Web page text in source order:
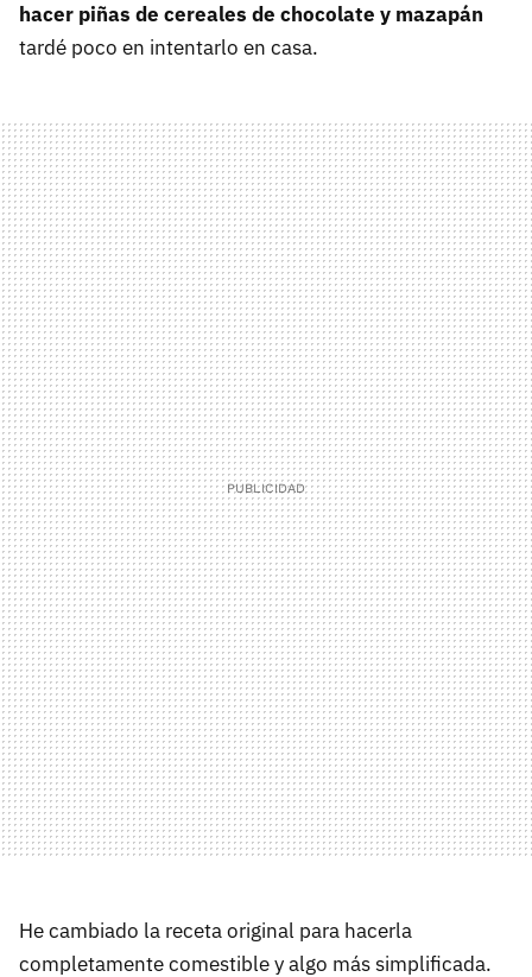
hacer piñas de cereales de chocolate y mazapán
tardé poco en intentarlo en casa.
He cambiado la receta original para hacerla
completamente comestible y algo más simplificada.